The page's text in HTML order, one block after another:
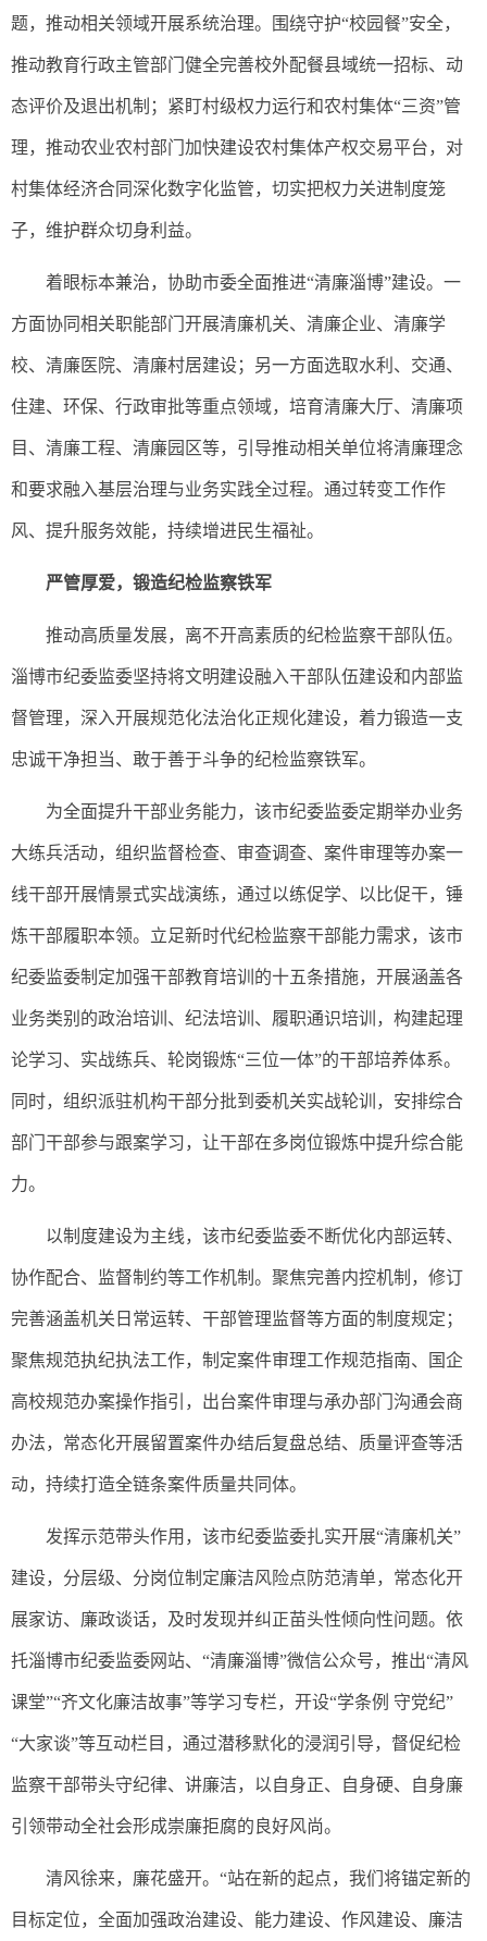
题，推动相关领域开展系统治理。围绕守护“校园餐”安全，
推动教育行政主管部门健全完善校外配餐县域统一招标、动
态评价及退出机制；紧盯村级权力运行和农村集体“三资”管
理，推动农业农村部门加快建设农村集体产权交易平台，对
村集体经济合同深化数字化监管，切实把权力关进制度笼
子，维护群众切身利益。
着眼标本兼治，协助市委全面推进“清廉淄博”建设。一
方面协同相关职能部门开展清廉机关、清廉企业、清廉学
校、清廉医院、清廉村居建设；另一方面选取水利、交通、
住建、环保、行政审批等重点领域，培育清廉大厅、清廉项
目、清廉工程、清廉园区等，引导推动相关单位将清廉理念
和要求融入基层治理与业务实践全过程。通过转变工作作
风、提升服务效能，持续增进民生福祉。
严管厚爱，锻造纪检监察铁军
推动高质量发展，离不开高素质的纪检监察干部队伍。
淄博市纪委监委坚持将文明建设融入干部队伍建设和内部监
督管理，深入开展规范化法治化正规化建设，着力锻造一支
忠诚干净担当、敢于善于斗争的纪检监察铁军。
为全面提升干部业务能力，该市纪委监委定期举办业务
大练兵活动，组织监督检查、审查调查、案件审理等办案一
线干部开展情景式实战演练，通过以练促学、以比促干，锤
炼干部履职本领。立足新时代纪检监察干部能力需求，该市
纪委监委制定加强干部教育培训的十五条措施，开展涵盖各
业务类别的政治培训、纪法培训、履职通识培训，构建起理
论学习、实战练兵、轮岗锻炼“三位一体”的干部培养体系。
同时，组织派驻机构干部分批到委机关实战轮训，安排综合
部门干部参与跟案学习，让干部在多岗位锻炼中提升综合能
力。
以制度建设为主线，该市纪委监委不断优化内部运转、
协作配合、监督制约等工作机制。聚焦完善内控机制，修订
完善涵盖机关日常运转、干部管理监督等方面的制度规定；
聚焦规范执纪执法工作，制定案件审理工作规范指南、国企
高校规范办案操作指引，出台案件审理与承办部门沟通会商
办法，常态化开展留置案件办结后复盘总结、质量评查等活
动，持续打造全链条案件质量共同体。
发挥示范带头作用，该市纪委监委扎实开展“清廉机关”
建设，分层级、分岗位制定廉洁风险点防范清单，常态化开
展家访、廉政谈话，及时发现并纠正苗头性倾向性问题。依
托淄博市纪委监委网站、“清廉淄博”微信公众号，推出“清风
课堂”“齐文化廉洁故事”等学习专栏，开设“学条例 守党纪”
“大家谈”等互动栏目，通过潜移默化的浸润引导，督促纪检
监察干部带头守纪律、讲廉洁，以自身正、自身硬、自身廉
引领带动全社会形成崇廉拒腐的良好风尚。
清风徐来，廉花盛开。“站在新的起点，我们将锚定新的
目标定位，全面加强政治建设、能力建设、作风建设、廉洁